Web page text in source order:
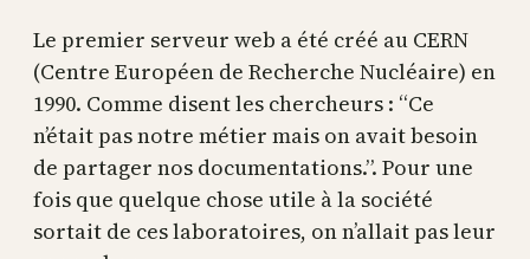
Le premier serveur web a été créé au CERN
(Centre Européen de Recherche Nucléaire) en
1990. Comme disent les chercheurs : “Ce
n’était pas notre métier mais on avait besoin
de partager nos documentations.”. Pour une
fois que quelque chose utile à la société
sortait de ces laboratoires, on n’allait pas leur